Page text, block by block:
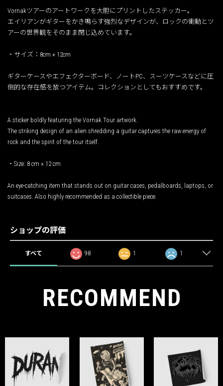
Vornakツアーのアートワークを大胆にプリントしたステッカー。
エイリアンがギターをかき鳴らす強烈なデザインが、ロックの衝動とツ
アーの世界観をそのまま閉じ込めています。
・サイズ：8cm × 12cm
ギターケースやエフェクターボード、ノートPC、スーツケースなどに圧
倒的な存在感を放つアイテム。コレクションとしてもおすすめです。
A sticker boldly featuring the Vornak Tour artwork.
The striking design of an alien shredding a guitar captures the raw energy of
rock and the spirit of the tour itself.
・Size: 8 cm × 12 cm
An eye-catching item that stands out on guitar cases, pedalboards, laptops, or
suitcases. Also highly recommended as a collectible piece.
ショップの評価
すべて 98 1 1
RECOMMEND